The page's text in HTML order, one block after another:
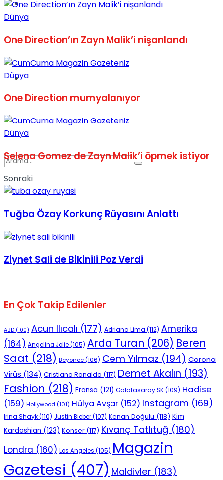
Spor
Podcast
No Result
View All Result
Dünya
One Direction’ın Zayn Malik’i nişanlandı
Dünya
One Direction mumyalanıyor
Dünya
Selena Gomez de Zayn Malik’i öpmek istiyor
Sonraki
Tuğba Özay Korkunç Rüyasını Anlattı
Ziynet Sali de Bikinili Poz Verdi
En Çok Takip Edilenler
ABD (100) Acun Ilıcalı (177) Adriana Lima (112) Amerika
(164) Angelina Jolie(105) Arda Turan (206) Beren
Saat (218) Beyonce(106) Cem Yılmaz (194) Corona
Virüs (134) Cristiano Ronaldo (117) Demet Akalın (193)
Fashion (218) Fransa (121) Galatasaray SK(109) Hadise
(159) Hollywood (101) Hülya Avşar (152) Instagram (169)
Irina Shayk(110) Justin Bieber(107) Kenan Doğulu (118) Kim
Kardashian (123) Konser (117) Kıvanç Tatlıtuğ (180)
Londra (160) Los Angeles (105) Magazin
Gazetesi (407) Maldivler (183)